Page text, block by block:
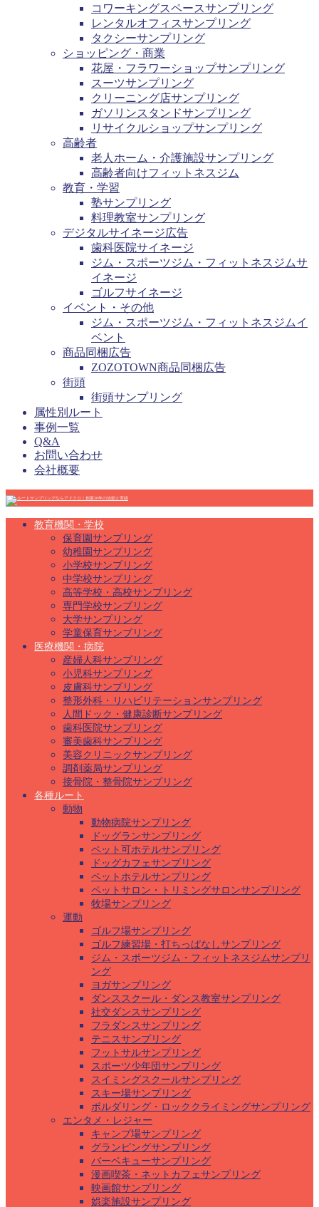
コワーキングスペースサンプリング
レンタルオフィスサンプリング
タクシーサンプリング
ショッピング・商業
花屋・フラワーショップサンプリング
スーツサンプリング
クリーニング店サンプリング
ガソリンスタンドサンプリング
リサイクルショップサンプリング
高齢者
老人ホーム・介護施設サンプリング
高齢者向けフィットネスジム
教育・学習
塾サンプリング
料理教室サンプリング
デジタルサイネージ広告
歯科医院サイネージ
ジム・スポーツジム・フィットネスジムサ
イネージ
ゴルフサイネージ
イベント・その他
ジム・スポーツジム・フィットネスジムイ
ベント
商品同梱広告
ZOZOTOWN商品同梱広告
街頭
街頭サンプリング
属性別ルート
事例一覧
Q&A
お問い合わせ
会社概要
教育機関・学校
保育園サンプリング
幼稚園サンプリング
小学校サンプリング
中学校サンプリング
高等学校・高校サンプリング
専門学校サンプリング
大学サンプリング
学童保育サンプリング
医療機関・病院
産婦人科サンプリング
小児科サンプリング
皮膚科サンプリング
整形外科・リハビリテーションサンプリング
人間ドック・健康診断サンプリング
歯科医院サンプリング
審美歯科サンプリング
美容クリニックサンプリング
調剤薬局サンプリング
接骨院・整骨院サンプリング
各種ルート
動物
動物病院サンプリング
ドッグランサンプリング
ペット可ホテルサンプリング
ドッグカフェサンプリング
ペットホテルサンプリング
ペットサロン・トリミングサロンサンプリング
牧場サンプリング
運動
ゴルフ場サンプリング
ゴルフ練習場・打ちっぱなしサンプリング
ジム・スポーツジム・フィットネスジムサンプリ
ング
ヨガサンプリング
ダンススクール・ダンス教室サンプリング
社交ダンスサンプリング
フラダンスサンプリング
テニスサンプリング
フットサルサンプリング
スポーツ少年団サンプリング
スイミングスクールサンプリング
スキー場サンプリング
ボルダリング・ロッククライミングサンプリング
エンタメ・レジャー
キャンプ場サンプリング
グランピングサンプリング
バーベキューサンプリング
漫画喫茶・ネットカフェサンプリング
映画館サンプリング
娯楽施設サンプリング